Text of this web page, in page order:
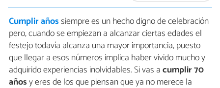
Cumplir añossiempre es un hecho digno de celebración
pero, cuando se empiezan a alcanzar ciertas edades el
festejo todavía alcanza una mayor importancia, puesto
que llegar a esos números implica haber vivido mucho y
adquirido experiencias inolvidables. Si vas acumplir 70
añosy eres de los que piensan que ya no merece la